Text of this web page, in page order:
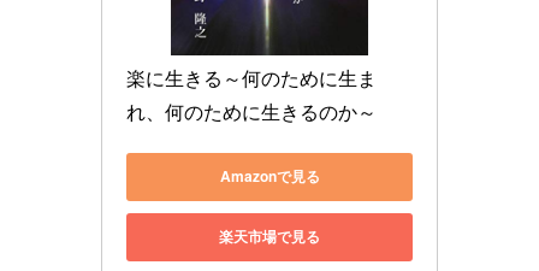
楽に生きる～何のために生ま
れ、何のために生きるのか～
Amazonで見る
楽天市場で見る